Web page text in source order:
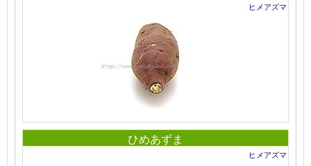
ヒメアズマ
ひめあずま
ヒメアズマ